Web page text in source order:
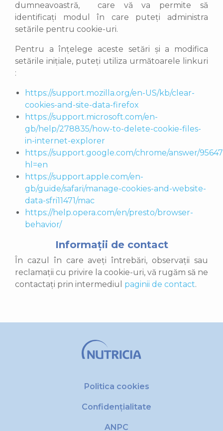
dumneavoastră,
care vă va permite să
identificați modul în care puteți administra
setările pentru cookie-uri.
Pentru a înțelege aceste setări și a modifica
setările inițiale, puteți utiliza următoarele linkuri
:
https://support.mozilla.org/en-US/kb/clear-
cookies-and-site-data-firefox
https://support.microsoft.com/en-
gb/help/278835/how-to-delete-cookie-files-
in-internet-explorer
https://support.google.com/chrome/answer/
hl=en
https://support.apple.com/en-
gb/guide/safari/manage-cookies-and-website-
data-sfri11471/mac
https://help.opera.com/en/presto/browser-
behavior/
Informații de contact
În cazul în care aveți întrebări, observații sau
reclamații cu privire la cookie-uri, vă rugăm să ne
contactați prin intermediul paginii de contact.
Politica cookies
Confidențialitate
ANPC